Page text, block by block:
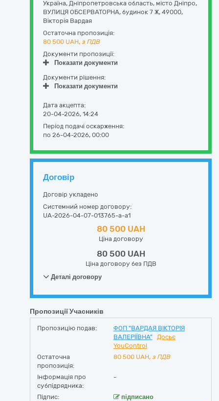
Україна, Дніпропетровська область, місто Дніпро,
ВУЛИЦЯ ОБСЕРВАТОРНА, будинок 7 Ж, 49000,
Вікторія Вардая
Остаточна пропозиція:
80 500 UAH, з ПДВ
Документи пропозиції:
Показати документи
Документи рішення:
Показати документи
Дата акцепта:
20-04-2026, 14:24
Період подачі оскарження:
по 26-04-2026, 00:00
Договір
Договір укладено
Системний номер договору:
UA-2026-04-07-013765-a-a1
80 500 UAH
Ціна договору
80 500 UAH
Ціна договору без ПДВ
Деталі договору
Пропозиції Учасників
Пропозицію подав:
ФОП "ВАРДАЯ ВІКТОРІЯ
ВАЛЕРІЇВНА"
Досьє
YouControl
Остаточна
пропозиція:
80 500 UAH, з ПДВ
Інформація про
субпідрядника:
-
Підпис: підписано